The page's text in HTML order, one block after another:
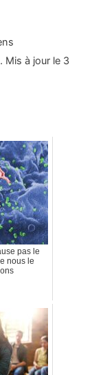
Mis à jour le 3
pas le
nous le